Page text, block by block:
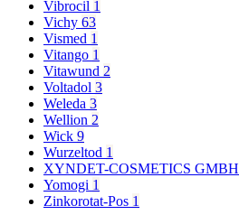
Vibrocil 1
Vichy 63
Vismed 1
Vitango 1
Vitawund 2
Voltadol 3
Weleda 3
Wellion 2
Wick 9
Wurzeltod 1
XYNDET-COSMETICS GMBH
Yomogi 1
Zinkorotat-Pos 1